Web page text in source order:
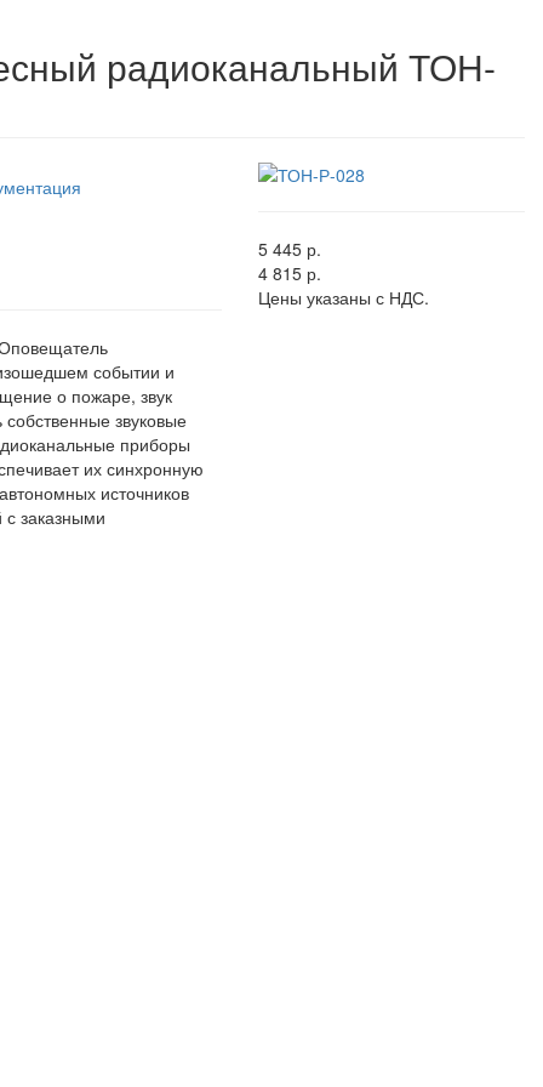
радиоканальный ТОН-
событии и
о пожаре, звук
звуковые
приборы
их синхронную
источников
заказными
5 445 р.
4 815 р.
Цены указаны с НДС.